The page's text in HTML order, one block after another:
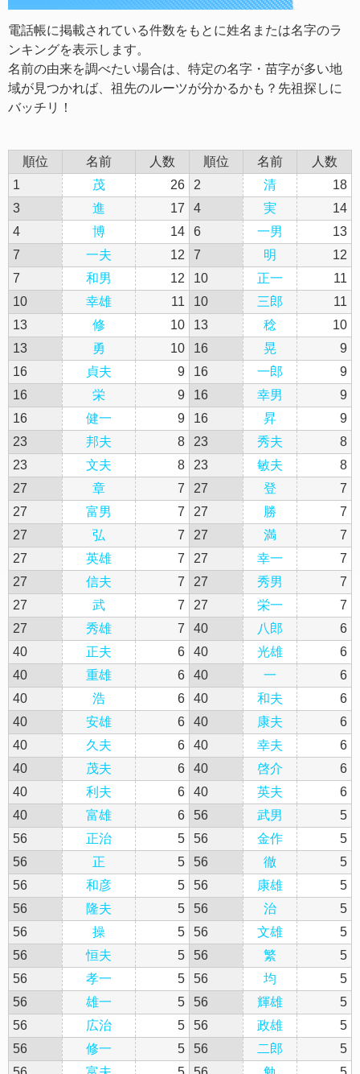
電話帳に掲載されている件数をもとに姓名または名字のラ
ンキングを表示します。
名前の由来を調べたい場合は、特定の名字・苗字が多い地
域が見つかれば、祖先のルーツが分かるかも？先祖探しに
バッチリ！
順位 名前 人数 順位 名前
人数
1
茂 26 2 清
18
3
進 17 4 実
14
4
博 14 6 一男
13
7
一夫 12 7 明
12
7
和男 12 10 正一
11
10
幸雄 11 10 三郎
11
13
修 10 13 稔
10
13
勇 10 16 晃
9
16
貞夫 9 16 一郎
9
16
栄 9 16 幸男
9
16
健一 9 16 昇
9
23
邦夫 8 23 秀夫
8
23
文夫 8 23 敏夫
8
27
章 7 27 登
7
27
富男 7 27 勝
7
27
弘 7 27 満
7
27
英雄 7 27 幸一
7
27
信夫 7 27 秀男
7
27
武 7 27 栄一
7
27
秀雄 7 40 八郎
6
40
正夫 6 40 光雄
6
40
重雄 6 40 一
6
40
浩 6 40 和夫
6
40
安雄 6 40 康夫
6
40
久夫 6 40 幸夫
6
40
茂夫 6 40 啓介
6
40
利夫 6 40 英夫
6
40
富雄 6 56 武男
5
56
正治 5 56 金作
5
56
正 5 56 徹
5
56
和彦 5 56 康雄
5
56
隆夫 5 56 治
5
56
操 5 56 文雄
5
56
恒夫 5 56 繁
5
56
孝一 5 56 均
5
56
雄一 5 56 輝雄
5
56
広治 5 56 政雄
5
56
修一 5 56 二郎
5